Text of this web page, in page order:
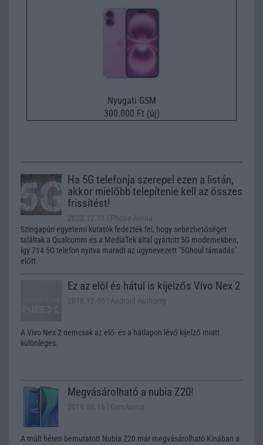
Nyugati GSM
300.000 Ft (új)
Ha 5G telefonja szerepel ezen a listán,
akkor mielőbb telepítenie kell az összes
frissítést!
2023.12.11
| Phone Arena
Szingapúri egyetemi kutatók fedezték fel, hogy sebezhetőséget
találtak a Qualcomm és a MediaTek által gyártott 5G modemekben,
így 714 5G telefon nyitva maradt az úgynevezett "5Ghoul támadás"
előtt.
Ez az elöl és hátul is kijelzős Vivo Nex 2
2018.12.05 | Android Authority
A Vivo Nex 2 nemcsak az elő- és a hátlapon lévő kijelző miatt
különleges.
Megvásárolható a nubia Z20!
2019.08.16 | GsmArena
A múlt héten bemutatott Nubia Z20 már megvásárolható Kínában a